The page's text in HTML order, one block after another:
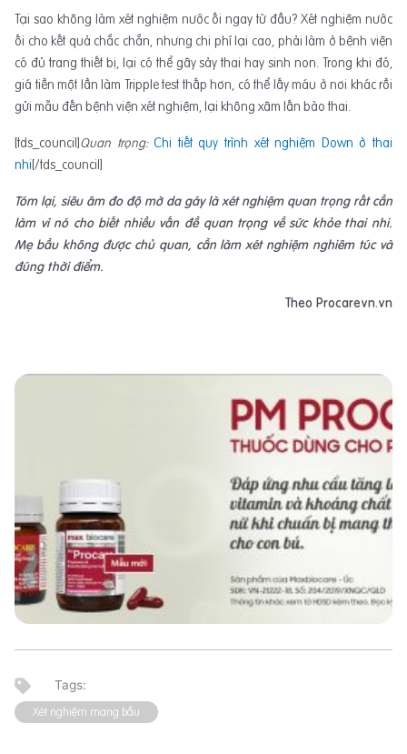
Tại sao không làm xét nghiệm nước ối ngay từ đầu? Xét nghiệm nước
ối cho kết quả chắc chắn, nhưng chi phí lại cao, phải làm ở bệnh viện
có đủ trang thiết bị, lại có thể gây sảy thai hay sinh non. Trong khi đó,
giá tiền một lần làm Tripple test thấp hơn, có thể lấy máu ở nơi khác rồi
gửi mẫu đến bệnh viện xét nghiệm, lại không xâm lấn bào thai.
[tds_council]Quan trọng: Chi tiết quy trình xét nghiệm Down ở thai
nhi[/tds_council]
Tóm lại, siêu âm đo độ mờ da gáy là xét nghiệm quan trọng rất cần
làm vì nó cho biết nhiều vấn đề quan trọng về sức khỏe thai nhi.
Mẹ bầu không được chủ quan, cần làm xét nghiệm nghiêm túc và
đúng thời điểm.
Theo Procarevn.vn
Xét nghiệm mang bầu